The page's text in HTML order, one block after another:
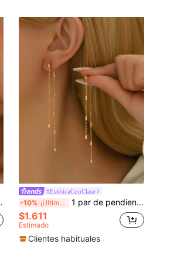
#EstéticaConClase
-10% ¡Últimos 3 días 1 par de pendientes de mujer de acero inoxidable, con borlas largas, cadena y elementos rectangulares, de estilo minimalista y lujoso, en color dorado, adecuados para el uso diario y atuendos de citas
$1.611
Estimado
Clientes habituales